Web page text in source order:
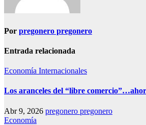
Por pregonero pregonero
Entrada relacionada
Economía Internacionales
Los aranceles del “libre
Abr 9, 2026 pregonero pregonero
Economía